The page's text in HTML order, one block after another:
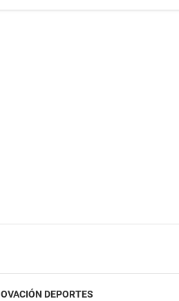
OVACIÓN DEPORTES